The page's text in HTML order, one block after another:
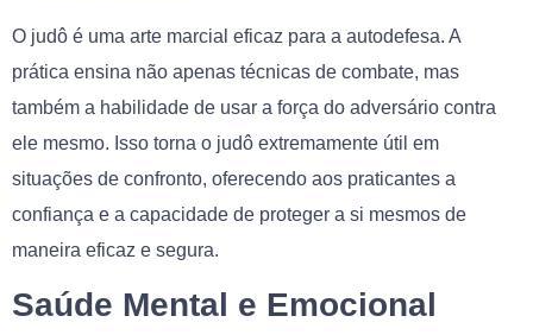
O judô é uma arte marcial eficaz para a autodefesa. A
prática ensina não apenas técnicas de combate, mas
também a habilidade de usar a força do adversário contra
ele mesmo. Isso torna o judô extremamente útil em
situações de confronto, oferecendo aos praticantes a
confiança e a capacidade de proteger a si mesmos de
maneira eficaz e segura.
Saúde Mental e Emocional